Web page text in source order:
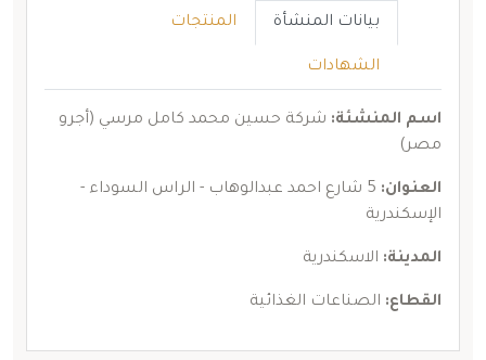
بيانات المنشأة المنتجات
الشهادات
اسم المنشئة: شركة حسين محمد كامل مرسي (أجرو
مصر)
العنوان:
5 شارع احمد عبدالوهاب - الراس السوداء -
الإسكندرية
المدينة: الاسكندرية
القطاع: الصناعات الغذائية